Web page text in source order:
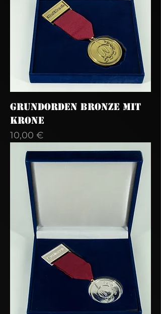
Grundorden Bronze mit
Krone
Preis
10,00 €